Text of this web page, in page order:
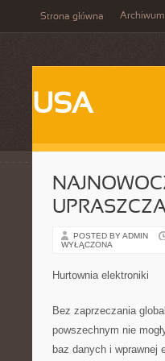
Strona główna Archiwum
USA
POSTED BY ADMIN
WYŁĄCZONA
Hurtownia elektroniki
Bez zaprzeczania
powszechnym nie
baz danych i wprawnej